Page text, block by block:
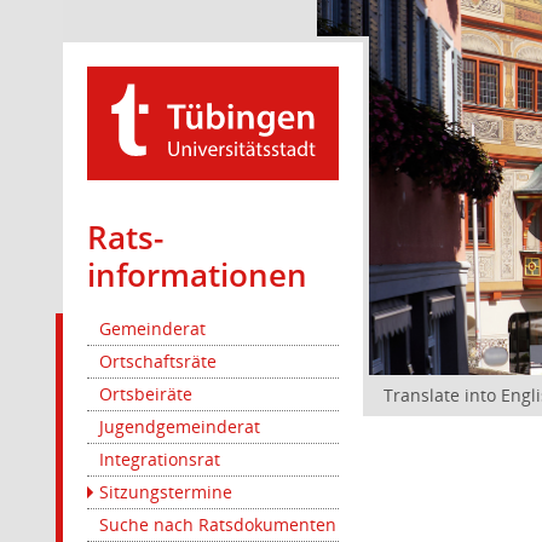
Rats­
informationen
Gemeinderat
Ortschaftsräte
Ortsbeiräte
Jugendgemeinderat
Integrationsrat
Sitzungstermine
Suche nach Ratsdokumenten
Translate into